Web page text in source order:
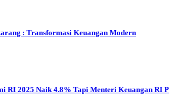
: Transformasi Keuangan Modern
RI 2025 Naik 4.8% Tapi Menteri Keuangan RI